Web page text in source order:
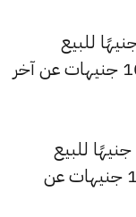
سعر عيار 18 ليصل إلى 5750 جنيهًا للبيع
و5725 جنيهًا للشراء، بزيادة قيمتها 10 جنيهات عن آخر
كما ارتفع سعر عيار 14 ليسجل 4475 جنيهًا للبيع
و4455 جنيهًا للشراء، بزيادة قدرها 10 جنيهات عن